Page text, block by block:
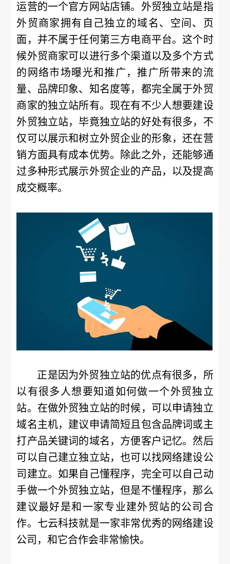
运营的一个官方网站店铺。外贸独立站是指
外贸商家拥有自己独立的域名、空间、页
面，并不属于任何第三方电商平台。这个时
候外贸商家可以进行多个渠道以及多个方式
的网络市场曝光和推广，推广所带来的流
量、品牌印象、知名度等，都完全属于外贸
商家的独立站所有。现在有不少人想要建设
外贸独立站，毕竟独立站的好处有很多，不
仅可以展示和树立外贸企业的形象，还在营
销方面具有成本优势。除此之外，还能够通
过多种形式展示外贸企业的产品，以及提高
成交概率。
正是因为外贸独立站的优点有很多，所
以有很多人想要知道如何做一个外贸独立
站。在做外贸独立站的时候，可以申请独立
域名主机，建议申请简短且包含品牌词或主
打产品关键词的域名，方便客户记忆。然后
可以自己建立独立站，也可以找网络建设公
司建立。如果自己懂程序，完全可以自己动
手做一个外贸独立站，但是不懂程序，那么
建议最好是和一家专业建外贸站的公司合
作。七云科技就是一家非常优秀的网络建设
公司，和它合作会非常愉快。